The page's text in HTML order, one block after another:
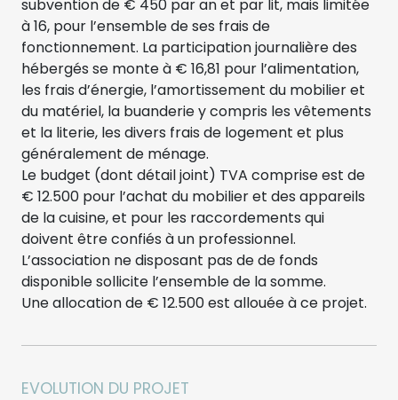
subvention de € 450 par an et par lit, mais limitée
à 16, pour l’ensemble de ses frais de
fonctionnement. La participation journalière des
hébergés se monte à € 16,81 pour l’alimentation,
les frais d’énergie, l’amortissement du mobilier et
du matériel, la buanderie y compris les vêtements
et la literie, les divers frais de logement et plus
généralement de ménage.
Le budget (dont détail joint) TVA comprise est de
€ 12.500 pour l’achat du mobilier et des appareils
de la cuisine, et pour les raccordements qui
doivent être confiés à un professionnel.
L’association ne disposant pas de de fonds
disponible sollicite l’ensemble de la somme.
Une allocation de € 12.500 est allouée à ce projet.
EVOLUTION DU PROJET